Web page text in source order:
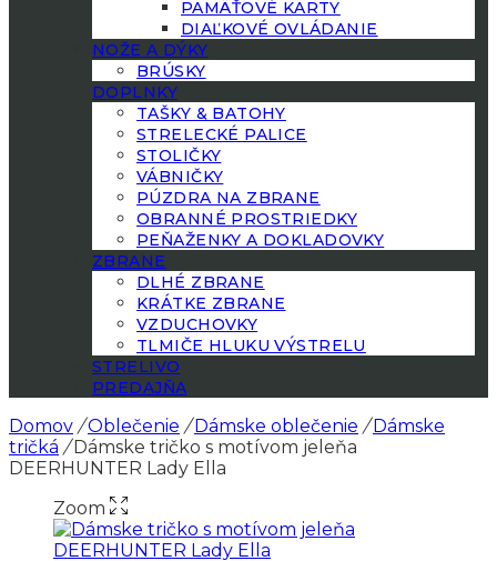
PAMÄŤOVÉ KARTY
DIAĽKOVÉ OVLÁDANIE
NOŽE A DÝKY
BRÚSKY
DOPLNKY
TAŠKY & BATOHY
STRELECKÉ PALICE
STOLIČKY
VÁBNIČKY
PÚZDRA NA ZBRANE
OBRANNÉ PROSTRIEDKY
PEŇAŽENKY A DOKLADOVKY
ZBRANE
DLHÉ ZBRANE
KRÁTKE ZBRANE
VZDUCHOVKY
TLMIČE HLUKU VÝSTRELU
STRELIVO
PREDAJŇA
Domov / Oblečenie / Dámske oblečenie / Dámske
tričká /Dámske tričko s motívom jeleňa
DEERHUNTER Lady Ella
Zoom